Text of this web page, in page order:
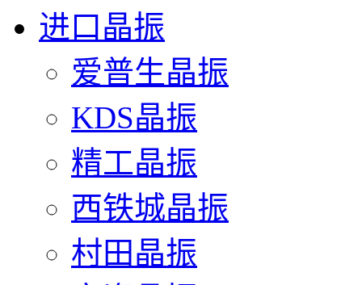
进口晶振
爱普生晶振
KDS晶振
精工晶振
西铁城晶振
村田晶振